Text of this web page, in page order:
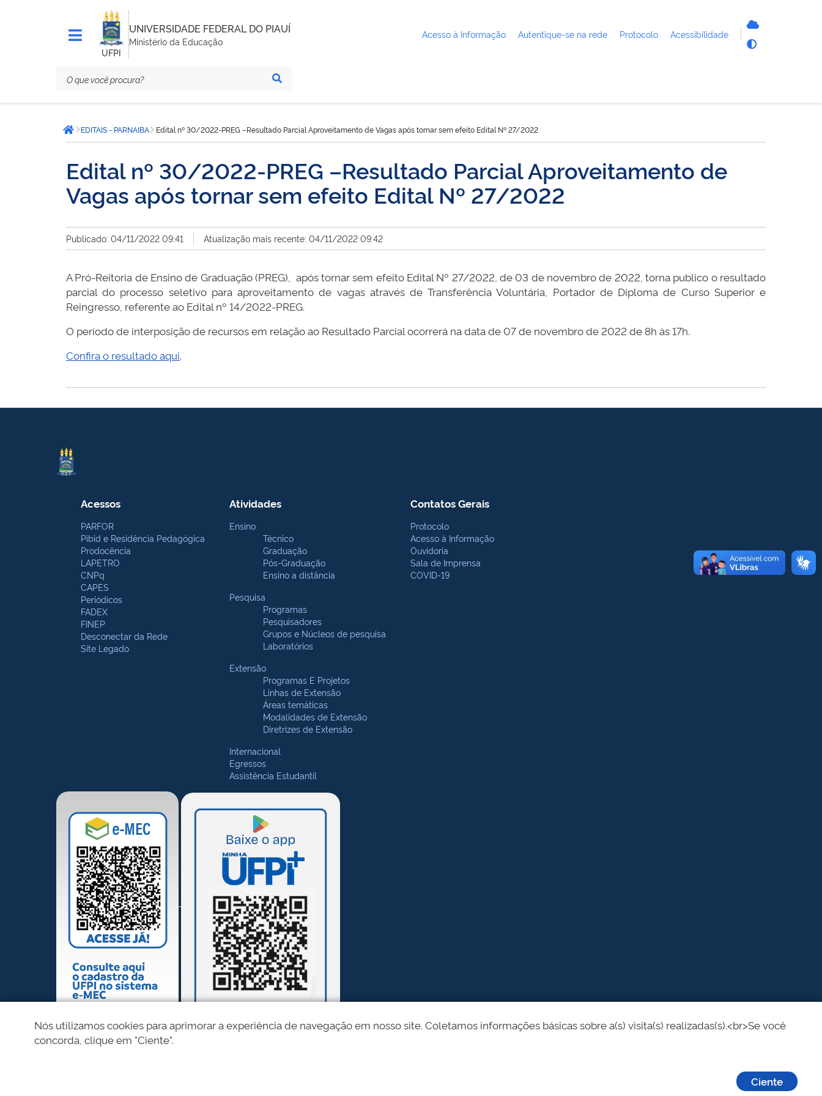
UFPI
UNIVERSIDADE FEDERAL DO PIAUÍ
Ministério da Educação
Acesso à Informação Autentique-se na rede Protocolo Acessibilidade
está
aqui:Página inicial
EDITAIS - PARNAIBA Edital nº 30/2022-PREG –Resultado Parcial Aproveitamento de Vagas após tornar sem efeito Edital Nº 27/2022
Edital nº 30/2022-PREG –Resultado Parcial Aproveitamento de
Vagas após tornar sem efeito Edital Nº 27/2022
Publicado: 04/11/2022 09:41 Atualização mais recente: 04/11/2022 09:42
A Pró-Reitoria de Ensino de Graduação (PREG), após tornar sem efeito Edital Nº 27/2022, de 03 de novembro de 2022, torna publico o resultado
parcial do processo seletivo para aproveitamento de vagas através de Transferência Voluntária, Portador de Diploma de Curso Superior e
Reingresso, referente ao Edital nº 14/2022-PREG.
O período de interposição de recursos em relação ao Resultado Parcial ocorrerá na data de 07 de novembro de 2022 de 8h às 17h.
Confira o resultado aqui.
Acessos
PARFOR
Pibid e Residência Pedagógica
Prodocência
LAPETRO
CNPq
CAPES
Periódicos
FADEX
FINEP
Desconectar da Rede
Site Legado
Atividades
Ensino
Técnico
Graduação
Pós-Graduação
Ensino a distância
Pesquisa
Programas
Pesquisadores
Grupos e Núcleos de pesquisa
Laboratórios
Extensão
Programas E Projetos
Linhas de Extensão
Áreas temáticas
Modalidades de Extensão
Diretrizes de Extensão
Internacional
Egressos
Assistência Estudantil
Contatos Gerais
Protocolo
Acesso à Informação
Ouvidoria
Sala de Imprensa
COVID-19
Nós utilizamos cookies para aprimorar a experiência de navegação em nosso site. Coletamos informações básicas sobre a(s) visita(s) realizadas(s).<br>Se você
concorda, clique em "Ciente".
Ciente